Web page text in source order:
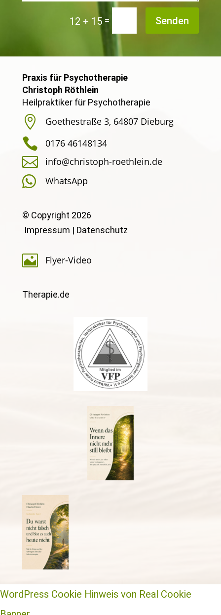
12 + 15 = Senden
Praxis für Psychotherapie
Christoph Röthlein
Heilpraktiker für Psychotherapie
 Goethestraße 3, 64807 Dieburg
 0176 46148134
 info@christoph-roethlein.de
 WhatsApp
© Copyright 2026
Impressum | Datenschutz
 Flyer-Video
Therapie.de
WordPress Cookie Hinweis von Real Cookie